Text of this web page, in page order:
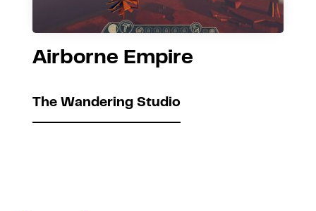
Airborne Empire
The Wandering Studio